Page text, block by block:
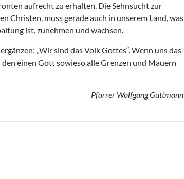
aufrecht zu erhalten. Die Sehnsucht zur
Christen, muss gerade auch in unserem Land, was
ist, zunehmen und wachsen.
„Wir sind das Volk Gottes“. Wenn uns das
einen Gott sowieso alle Grenzen und Mauern
Pfarrer Wolfgang Guttmann